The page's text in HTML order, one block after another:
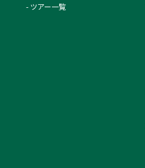
ツアー一覧